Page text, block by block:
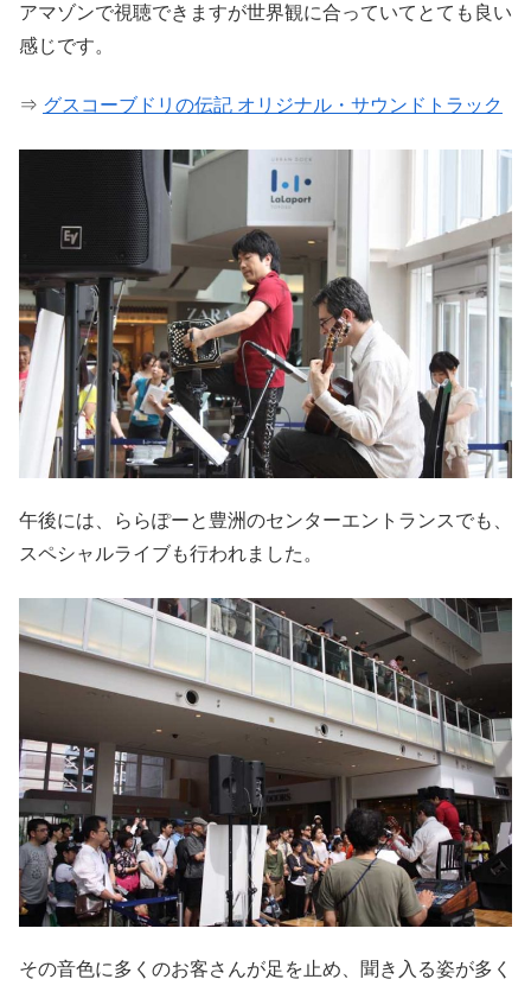
アマゾンで視聴できますが世界観に合っていてとても良い
感じです。
⇒ グスコーブドリの伝記 オリジナル・サウンドトラック
午後には、ららぽーと豊洲のセンターエントランスでも、
スペシャルライブも行われました。
その音色に多くのお客さんが足を止め、聞き入る姿が多く